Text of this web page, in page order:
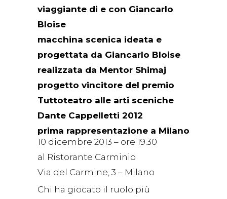
viaggiante di e con Giancarlo
Bloise
macchina scenica ideata e
progettata da Giancarlo Bloise
realizzata da Mentor Shimaj
progetto vincitore del premio
Tuttoteatro alle arti sceniche
Dante Cappelletti 2012
prima rappresentazione a Milano
10 dicembre 2013 – ore 19.30
al Ristorante Carminio
Via del Carmine, 3 – Milano
Chi ha giocato il ruolo più